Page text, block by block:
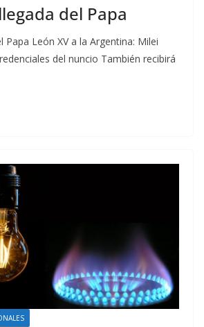
del Papa
Papa León XV a la Argentina: Milei
del nuncio También recibirá